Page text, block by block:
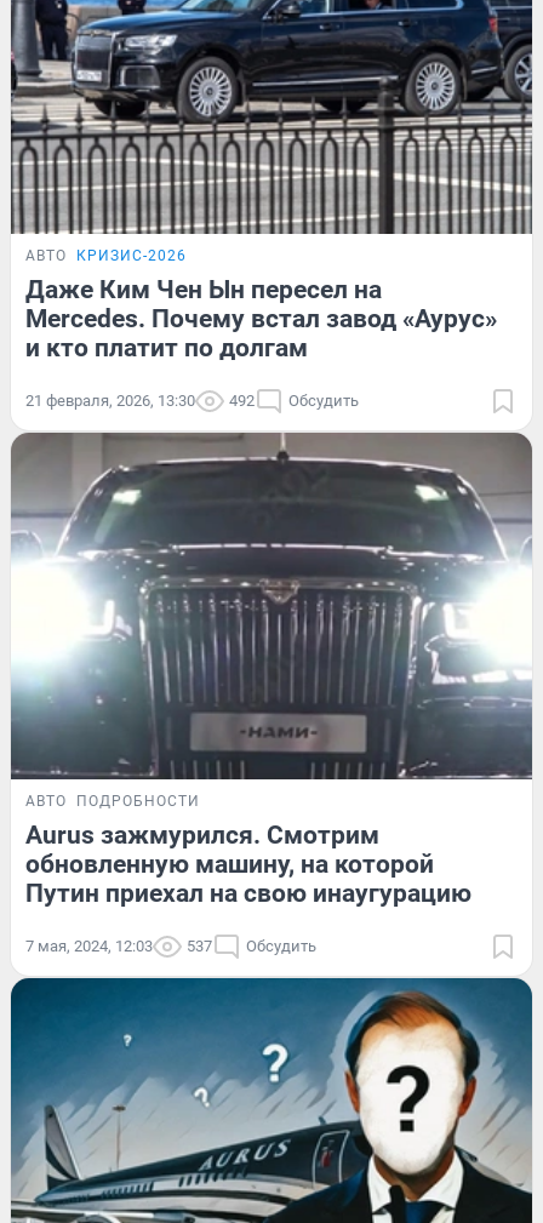
АВТО КРИЗИС-2026
Даже Ким Чен Ын пересел на
Mercedes. Почему встал завод «Аурус»
и кто платит по долгам
21 февраля, 2026, 13:30 492 Обсудить
АВТО ПОДРОБНОСТИ
Aurus зажмурился. Смотрим
обновленную машину, на которой
Путин приехал на свою инаугурацию
7 мая, 2024, 12:03 537 Обсудить